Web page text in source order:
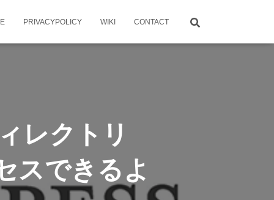
PRIVACYPOLICY WIKI CONTACT
レクトリ
スできるよ